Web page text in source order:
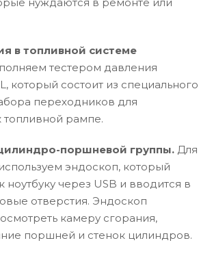
в топливной системе
тестером давления
который состоит из специального
переходников для
рампе.
поршневой группы. Для
эндоскоп, который
ноутбуку через USB и вводится в
отверстия. Эндоскоп
камеру сгорания,
поршней и стенок цилиндров.